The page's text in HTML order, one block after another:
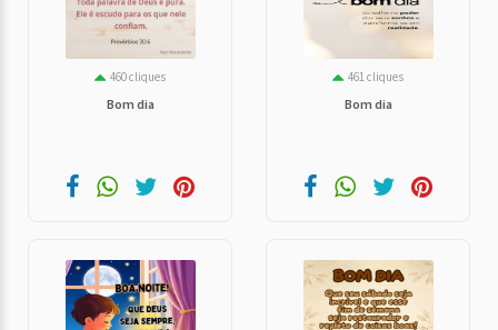
460 cliques
Bom dia
461 cliques
Bom dia